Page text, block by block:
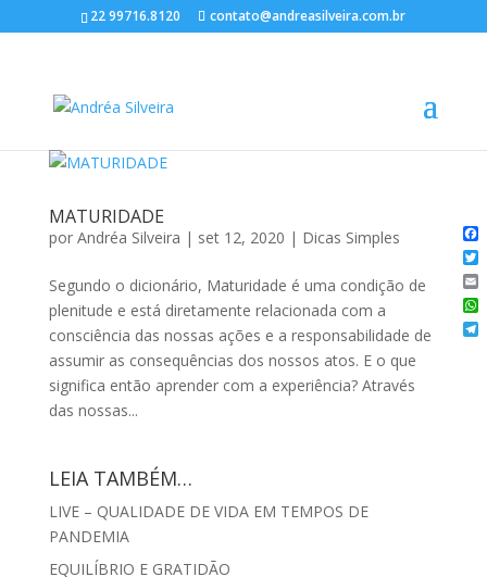
22 99716.8120 contato@andreasilveira.com.br
MATURIDADE
por Andréa Silveira | set 12, 2020 | Dicas Simples
Segundo o dicionário, Maturidade é uma condição de
plenitude e está diretamente relacionada com a
consciência das nossas ações e a responsabilidade de
assumir as consequências dos nossos atos. E o que
significa então aprender com a experiência? Através
das nossas...
LEIA TAMBÉM…
LIVE – QUALIDADE DE VIDA EM TEMPOS DE
PANDEMIA
EQUILÍBRIO E GRATIDÃO